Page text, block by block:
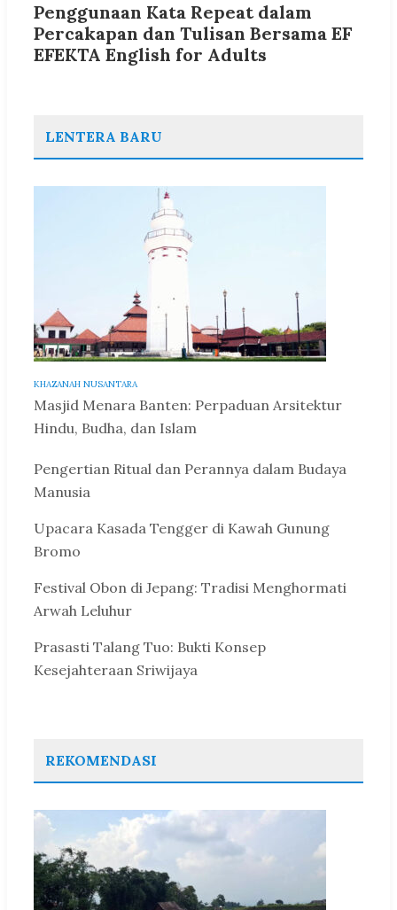
Penggunaan Kata Repeat dalam
Percakapan dan Tulisan Bersama EF
EFEKTA English for Adults
LENTERA BARU
KHAZANAH NUSANTARA
Masjid Menara Banten: Perpaduan Arsitektur
Hindu, Budha, dan Islam
Pengertian Ritual dan Perannya dalam Budaya
Manusia
Upacara Kasada Tengger di Kawah Gunung
Bromo
Festival Obon di Jepang: Tradisi Menghormati
Arwah Leluhur
Prasasti Talang Tuo: Bukti Konsep
Kesejahteraan Sriwijaya
REKOMENDASI